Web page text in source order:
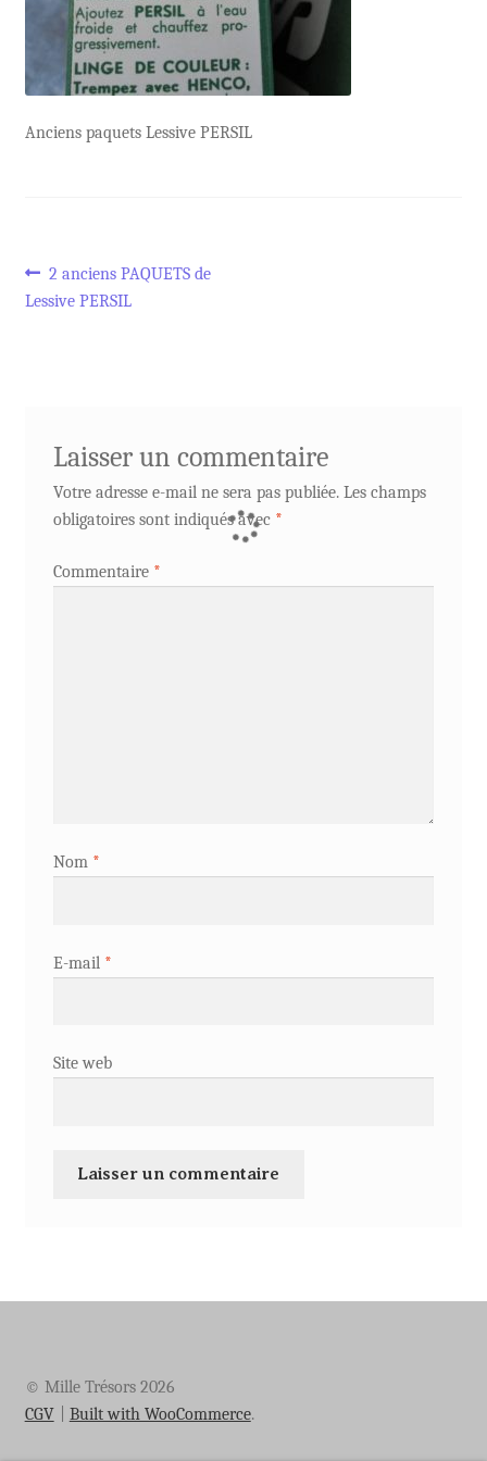
Anciens paquets Lessive PERSIL
Navigation
Article
précédent :
2 anciens PAQUETS de
Lessive PERSIL
Laisser un commentaire
Votre adresse e-mail ne sera pas publiée. Les champs
obligatoires sont indiqués avec *
Commentaire *
Nom *
E-mail *
Site web
© Mille Trésors 2026
CGV
Built with WooCommerce.